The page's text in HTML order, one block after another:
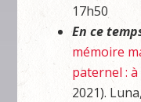
17h50
En ce
mémoire
paternel :
2021).